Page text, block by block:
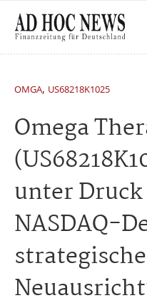
OMGA, US68218K1025
Omega
unter
NASDAQ-